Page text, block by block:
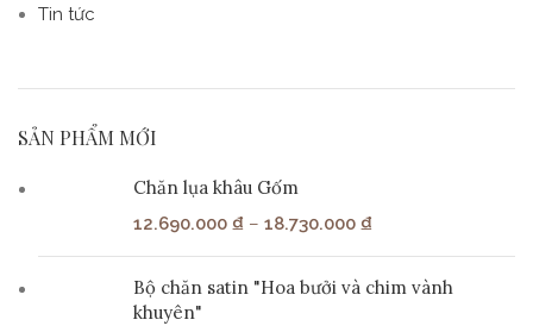
Tin tức
SẢN PHẨM MỚI
Chăn lụa khâu Gốm
12.690.000 ₫ – 18.730.000 ₫
Bộ chăn satin "Hoa bưởi và chim vành
khuyên"